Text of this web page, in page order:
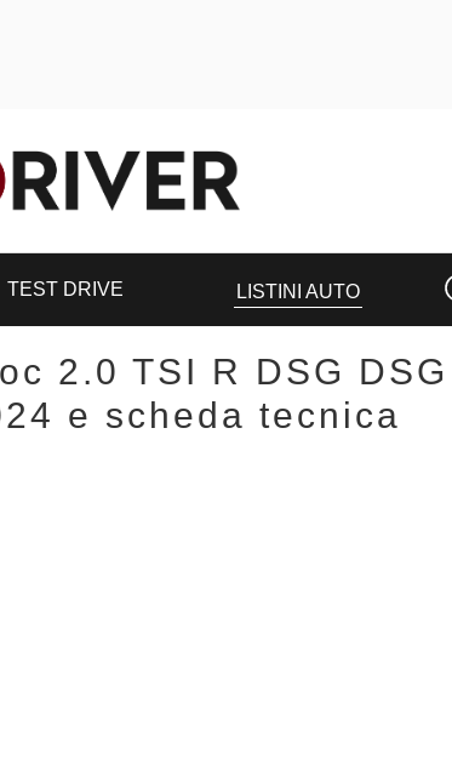
TEST DRIVE LISTINI AUTO
2.0 TSI R DSG DSG
e scheda tecnica